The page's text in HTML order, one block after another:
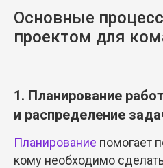
Основные
проектом для
1. Планирование
и распределение
Планирование помогает
кому необходимо